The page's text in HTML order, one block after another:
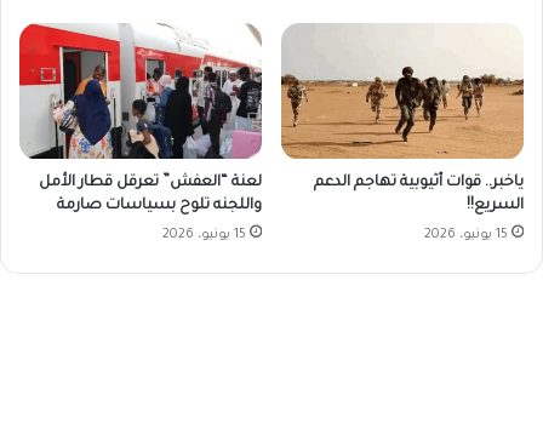
ياخبر.. قوات أثيوبية تهاجم الدعم
السريع!!
15 يونيو، 2026
لعنة “العفش” تعرقل قطار الأمل
واللجنه تلوح بسياسات صارمة
15 يونيو، 2026